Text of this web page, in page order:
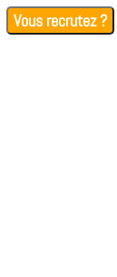
Vous recrutez ?